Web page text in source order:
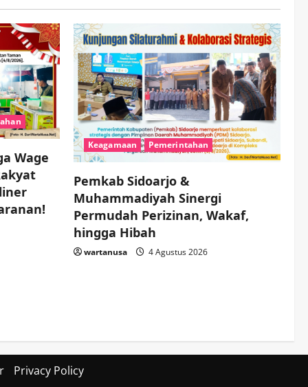
Wage Tumplek Blek di
Bazar Rakyat Jalan Jambu,
Borong Kuliner UMKM
Sambil Nonton Jaranan!
wartanusa 4 Agustus 2026
4
Keagamaan Pemerintahan
Pemkab Sidoarjo &
Muhammadiyah Sinergi
Permudah Perizinan,
Wakaf, hingga Hibah
wartanusa 4 Agustus 2026
5
Keagamaan Pemerintahan
Hadir di Pengajian Qurrota
A’yun, Wabup Sidoarjo
Minta Doa Jamaah Agar
Tetap Amanah Memimpin
wartanusa 4 Agustus 2026
Wage
Keagamaan Pemerintahan
Pemkab Sidoarjo &
Muhammadiyah Sinergi
Permudah Perizinan, Wakaf,
hingga Hibah
wartanusa 4 Agustus 2026
Privacy Policy